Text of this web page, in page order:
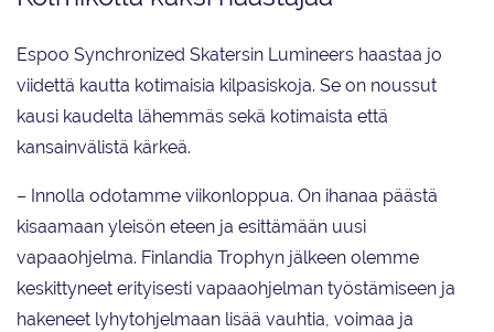
Espoo Synchronized Skatersin Lumineers haastaa jo
viidettä kautta kotimaisia kilpasiskoja. Se on noussut
kausi kaudelta lähemmäs sekä kotimaista että
kansainvälistä kärkeä.
– Innolla odotamme viikonloppua. On ihanaa päästä
kisaamaan yleisön eteen ja esittämään uusi
vapaaohjelma. Finlandia Trophyn jälkeen olemme
keskittyneet erityisesti vapaaohjelman työstämiseen ja
hakeneet lyhytohjelmaan lisää vauhtia, voimaa ja